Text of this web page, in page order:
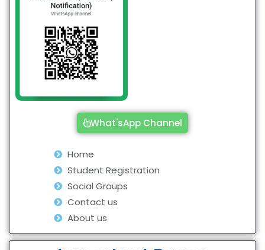
What'sApp Channel
Home
Student Registration
Social Groups
Contact us
About us